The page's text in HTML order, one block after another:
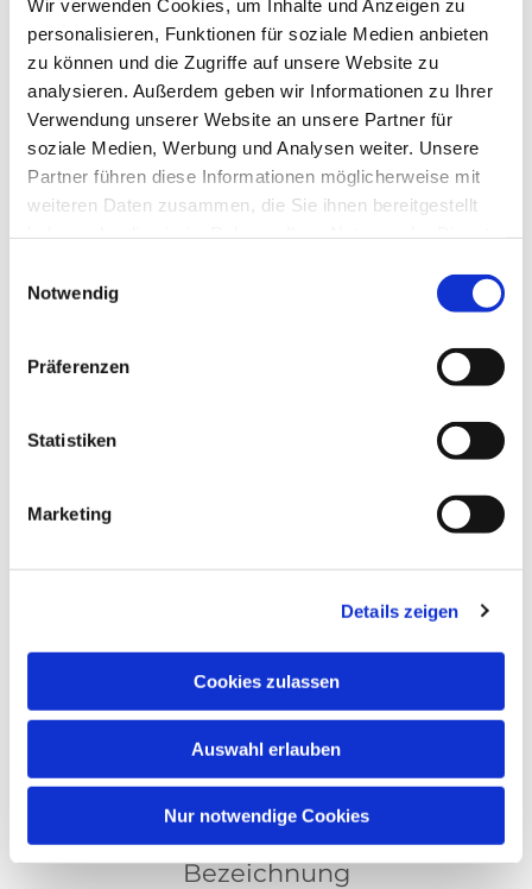
Wir verwenden Cookies, um Inhalte und Anzeigen zu
personalisieren, Funktionen für soziale Medien anbieten
zu können und die Zugriffe auf unsere Website zu
analysieren. Außerdem geben wir Informationen zu Ihrer
Verwendung unserer Website an unsere Partner für
soziale Medien, Werbung und Analysen weiter. Unsere
Partner führen diese Informationen möglicherweise mit
weiteren Daten zusammen, die Sie ihnen bereitgestellt
Notwendig
Präferenzen
Statistiken
Marketing
Details zeigen
Cookies zulassen
Auswahl erlauben
Nur notwendige Cookies
Janet Hansen
Bezeichnung